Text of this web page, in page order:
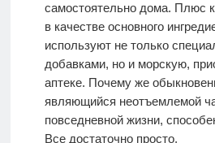
самостоятельно дома. Плюс
в качестве основного
используют не только
добавками, но и морскую,
аптеке. Почему же
являющийся неотъемлемой
повседневной жизни,
Все достаточно просто.